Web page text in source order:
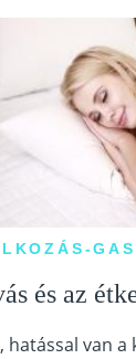
és az
hatással van